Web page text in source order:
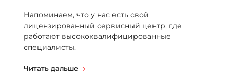
Напоминаем, что у нас есть свой
лицензированный сервисный центр, где
работают высококвалифицированные
специалисты.
Читать дальше